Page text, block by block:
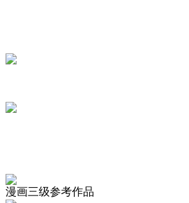
漫画三级参考作品